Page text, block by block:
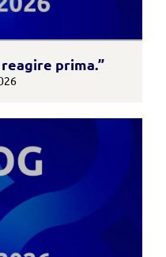
prima.”